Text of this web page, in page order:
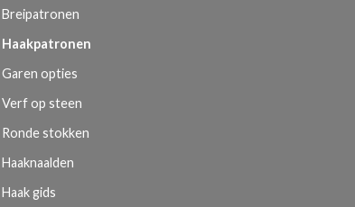
Breipatronen
Haakpatronen
Garen opties
Verf op steen
Ronde stokken
Haaknaalden
Haak gids